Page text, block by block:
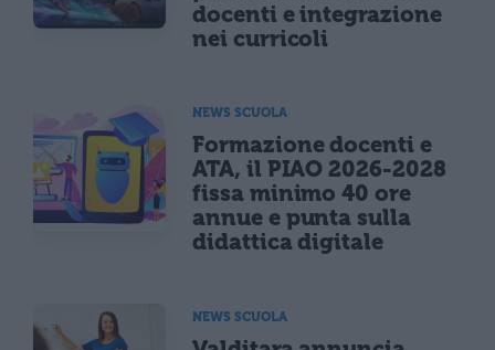
docenti e integrazione
nei curricoli
NEWS SCUOLA
Formazione docenti e
ATA, il PIAO 2026-2028
fissa minimo 40 ore
annue e punta sulla
didattica digitale
NEWS SCUOLA